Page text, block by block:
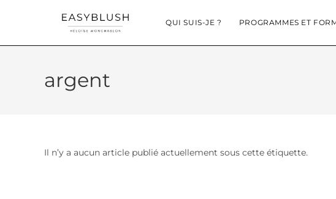
QUI SUIS-JE ? PROGRAMMES ET
argent
Il n’y a aucun article publié actuellement sous cette étiquette.